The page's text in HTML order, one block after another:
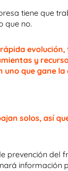
tiene que
que no.
y
uno que gane
solos, así
prevención del
información